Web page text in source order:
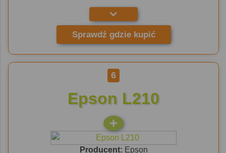
Sprawdź gdzie kupić
6
Epson L210
Producent: Epson